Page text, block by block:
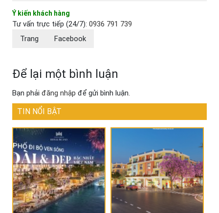
Ý kiến khách hàng
Tư vấn trực tiếp (24/7): 0936 791 739
Trang
Facebook
Để lại một bình luận
Bạn phải đăng nhập để gửi bình luận.
TIN NỔI BẬT